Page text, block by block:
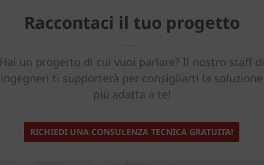
Raccontaci il tuo progetto
Hai un progetto di cui vuoi parlare? Il nostro staff di
ingegneri ti supporterà per consigliarti la soluzione
più adatta a te!
RICHIEDI UNA CONSULENZA TECNICA GRATUITA!